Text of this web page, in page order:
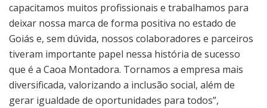
capacitamos muitos profissionais e trabalhamos para
deixar nossa marca de forma positiva no estado de
Goiás e, sem dúvida, nossos colaboradores e parceiros
tiveram importante papel nessa história de sucesso
que é a Caoa Montadora. Tornamos a empresa mais
diversificada, valorizando a inclusão social, além de
gerar igualdade de oportunidades para todos”,